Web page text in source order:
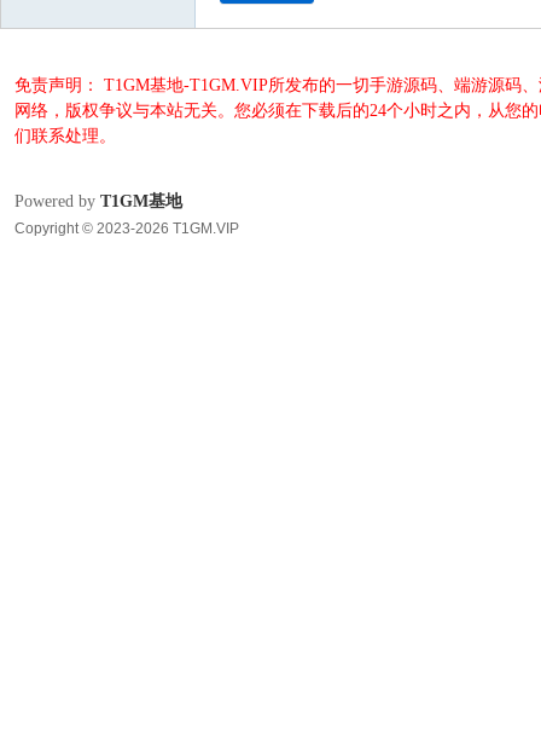
免责声明： T1GM基地-T1GM.VIP所发布的一切手游源码、端游源码
网络，版权争议与本站无关。您必须在下载后的24个小时之内，从您
们联系处理。
Powered by T1GM基地
Copyright © 2023-2026 T1GM.VIP